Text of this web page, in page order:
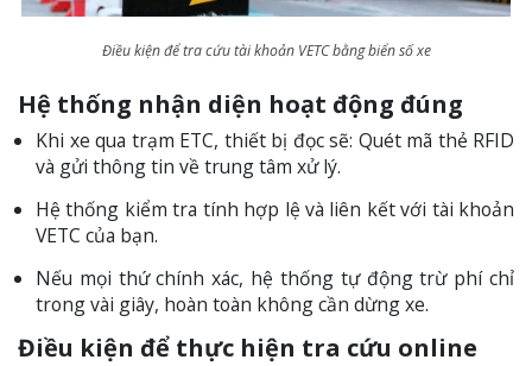
Điều kiện để tra cứu tài khoản VETC bằng biển số xe
Hệ thống nhận diện hoạt động đúng
Khi xe qua trạm ETC, thiết bị đọc sẽ: Quét mã thẻ RFID
và gửi thông tin về trung tâm xử lý.
Hệ thống kiểm tra tính hợp lệ và liên kết với tài khoản
VETC của bạn.
Nếu mọi thứ chính xác, hệ thống tự động trừ phí chỉ
trong vài giây, hoàn toàn không cần dừng xe.
Điều kiện để thực hiện tra cứu online